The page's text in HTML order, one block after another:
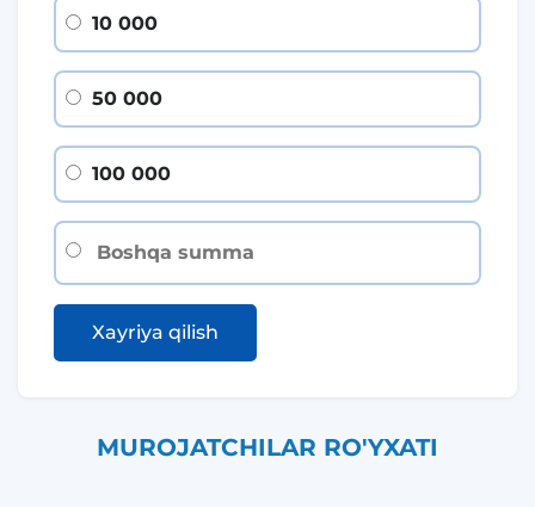
10 000
50 000
100 000
Xayriya qilish
MUROJATCHILAR RO'YXATI